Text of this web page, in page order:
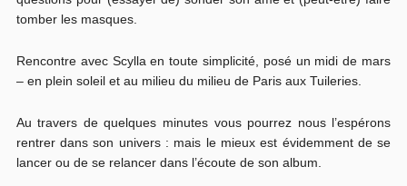
tomber les masques.
Rencontre avec Scylla en toute simplicité, posé un midi de mars
– en plein soleil et au milieu du milieu de Paris aux Tuileries.
Au travers de quelques minutes vous pourrez nous l’espérons
rentrer dans son univers : mais le mieux est évidemment de se
lancer ou de se relancer dans l’écoute de son album.